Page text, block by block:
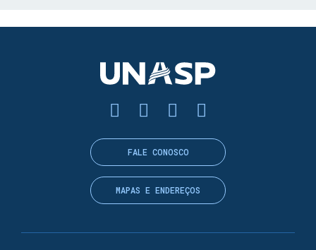
FALE CONOSCO
MAPAS E ENDEREÇOS